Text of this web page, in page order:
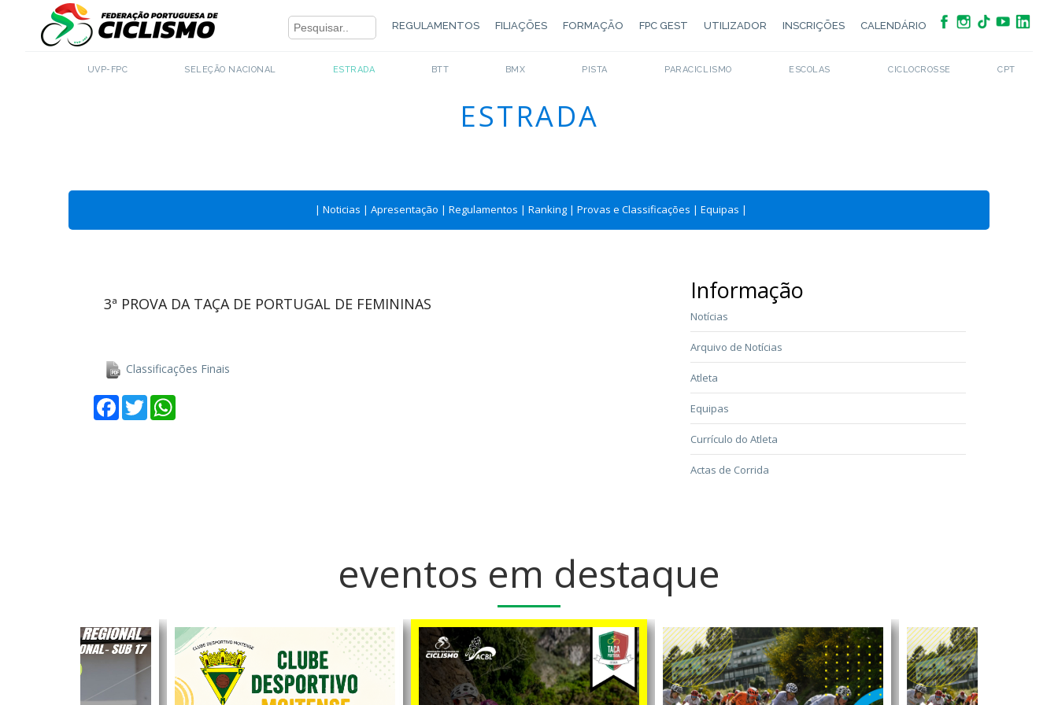
REGULAMENTOS FILIAÇÕES FORMAÇÃO FPC GEST UTILIZADOR INSCRIÇÕES CALENDÁRIO
UVP-FPC SELEÇÃO NACIONAL ESTRADA BTT BMX PISTA PARACICLISMO ESCOLAS CICLOCROSSE CPT
ESTRADA
| Noticias | Apresentação | Regulamentos | Ranking | Provas e Classificações | Equipas |
3ª PROVA DA TAÇA DE PORTUGAL DE FEMININAS
Classificações Finais
Facebook
Twitter
Informação
Notícias
Arquivo de Notícias
Atleta
Equipas
Currículo do Atleta
Actas de Corrida
eventos em destaque